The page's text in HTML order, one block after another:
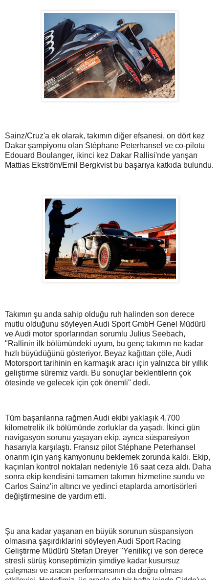
Sainz/Cruz'a ek olarak, takımın diğer efsanesi, on dört kez
Dakar şampiyonu olan Stéphane Peterhansel ve co-pilotu
Edouard Boulanger, ikinci kez Dakar Rallisi'nde yarışan
Mattias Ekström/Emil Bergkvist bu başarıya katkıda bulundu.
Takımın şu anda sahip olduğu ruh halinden son derece
mutlu olduğunu söyleyen Audi Sport GmbH Genel Müdürü
ve Audi motor sporlarından sorumlu Julius Seebach,
"Rallinin ilk bölümündeki uyum, bu genç takımın ne kadar
hızlı büyüdüğünü gösteriyor. Beyaz kağıttan çöle, Audi
Motorsport tarihinin en karmaşık aracı için yalnızca bir yıllık
geliştirme süremiz vardı. Bu sonuçlar beklentilerin çok
ötesinde ve gelecek için çok önemli" dedi.
Tüm başarılarına rağmen Audi ekibi yaklaşık 4.700
kilometrelik ilk bölümünde zorluklar da yaşadı. İkinci gün
navigasyon sorunu yaşayan ekip, ayrıca süspansiyon
hasarıyla karşılaştı. Fransız pilot Stéphane Peterhansel
onarım için yarış kamyonunu beklemek zorunda kaldı. Ekip,
kaçırılan kontrol noktaları nedeniyle 16 saat ceza aldı. Daha
sonra ekip kendisini tamamen takımın hizmetine sundu ve
Carlos Sainz'in altıncı ve yedinci etaplarda amortisörleri
değiştirmesine de yardım etti.
Şu ana kadar yaşanan en büyük sorunun süspansiyon
olmasına şaşırdıklarini söyleyen Audi Sport Racing
Geliştirme Müdürü Stefan Dreyer "Yenilikçi ve son derece
stresli sürüş konseptimizin şimdiye kadar kusursuz
çalışması ve aracın performansının da doğru olması